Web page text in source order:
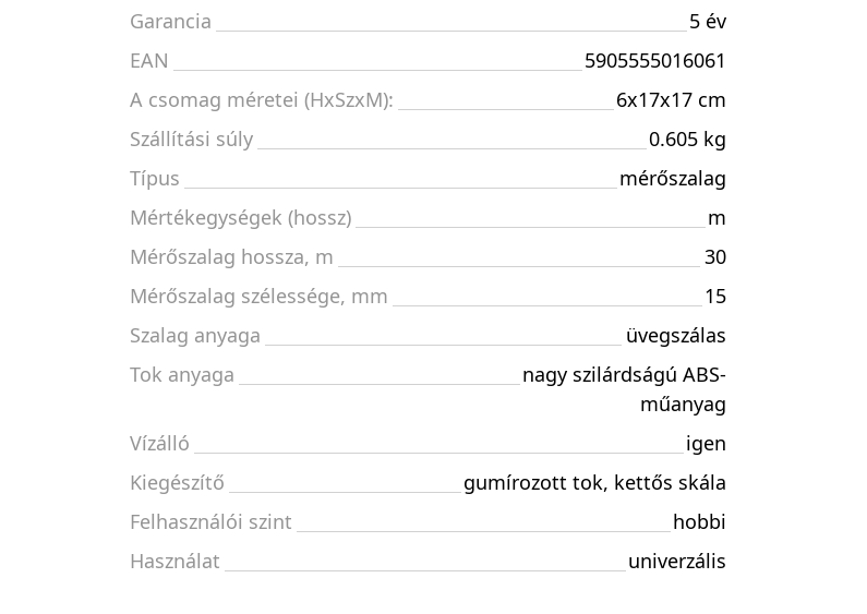
Garancia
5 év
EAN
5905555016061
A csomag méretei (HxSzxM):
6x17x17 cm
Szállítási súly
0.605 kg
Típus
mérőszalag
Mértékegységek (hossz)
m
Mérőszalag hossza, m
30
Mérőszalag szélessége, mm
15
Szalag anyaga
üvegszálas
Tok anyaga
nagy szilárdságú ABS-
műanyag
Vízálló
igen
Kiegészítő
gumírozott tok, kettős skála
Felhasználói szint
hobbi
Használat
univerzális